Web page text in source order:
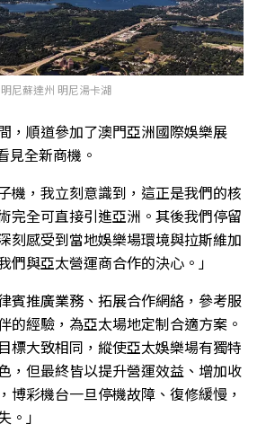
明尼蘇達州 明尼湯卡湖
，順道參加了澳門亞洲國際娛樂展
見全新商機。
機，我立刻意識到，這正是我們的核
完全可直接引進亞洲。其後我們停留
刻感受到當地娛樂場環境與拉斯維加
們與亞太營運商合作的決心。」
賓推廣業務、拓展合作網絡，參考服
的經驗，為亞太場地定制合適方案。
標大致相同，縱使亞太娛樂場有獨特
，但最終皆以提升營運效益、增加收
博彩機台一旦停機故障、復修緩慢，
。」